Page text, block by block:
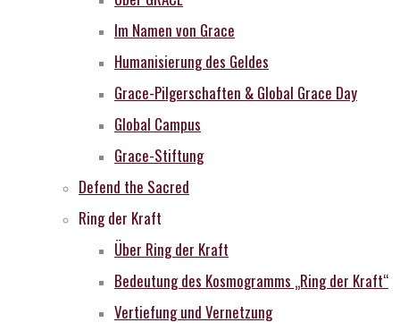
Im Namen von Grace
Humanisierung des Geldes
Grace-Pilgerschaften & Global Grace Day
Global Campus
Grace-Stiftung
Defend the Sacred
Ring der Kraft
Über Ring der Kraft
Bedeutung des Kosmogramms „Ring der Kraft“
Vertiefung und Vernetzung